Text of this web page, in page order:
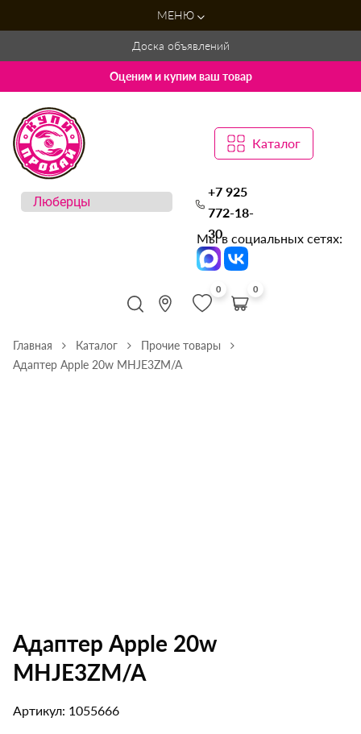
МЕНЮ
Доска объявлений
Оценим и купим ваш товар
Каталог
+7 925
772-18-
30
Мы в социальных сетях:
0 0
Главная Каталог
Прочие товары
Адаптер Apple 20w MHJE3ZM/A
Адаптер Apple 20w
MHJE3ZM/A
Артикул: 1055666